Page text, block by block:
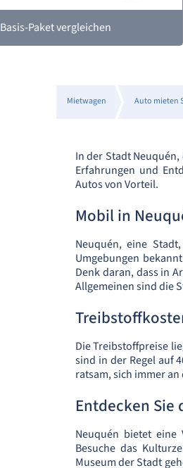
Basis-Paket vergleichen
Mietwagen Auto mieten
In der Stadt
Erfahrungen und
Autos von Vorteil.
Mobil in
Neuquén, eine
Umgebungen
Denk daran, dass in
Allgemeinen sind die
Die Treibstoffpreise
sind in der Regel auf
ratsam, sich immer
Entdecken
Neuquén bietet eine
Besuche das
Museum der Stadt